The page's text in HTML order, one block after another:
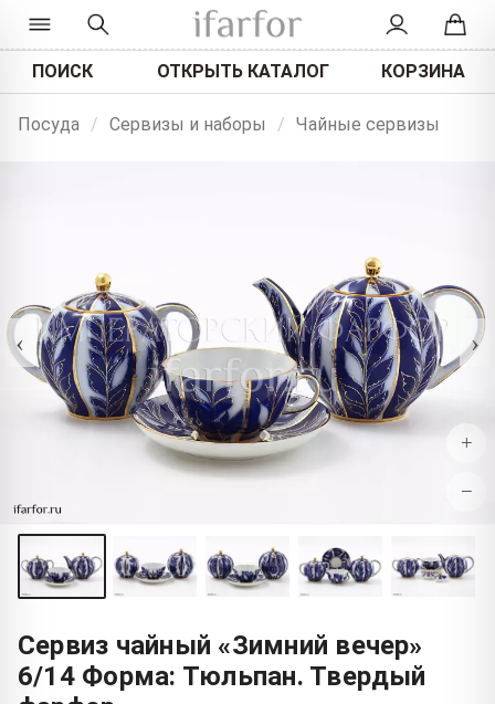
ПОИСК ОТКРЫТЬ КАТАЛОГ КОРЗИНА
Посуда / Сервизы и наборы / Чайные сервизы
‹ ›
+
−
Сервиз чайный «Зимний вечер»
6/14 Форма: Тюльпан. Твердый